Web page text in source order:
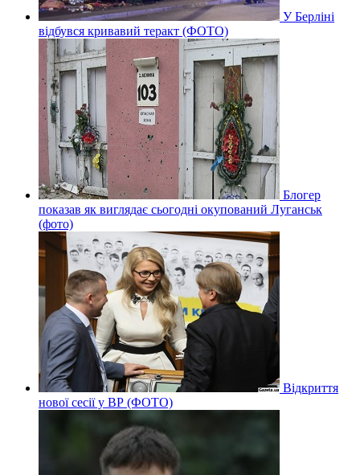
У Берліні
відбувся кривавий теракт (ФОТО)
Блогер
показав як виглядає сьогодні окупований Луганськ
(фото)
Відкриття
нової сесії у ВР (ФОТО)